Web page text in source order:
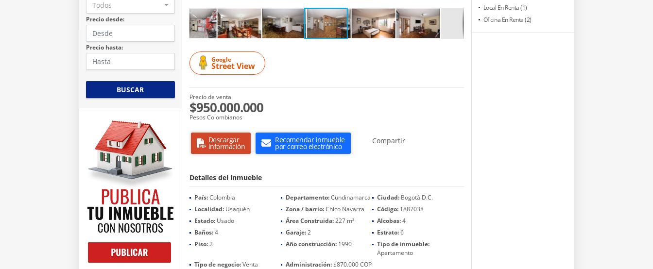
Todos
Precio desde:
Precio hasta:
BUSCAR
Google
Street View
Precio de venta
$950.000.000
Pesos Colombianos
Descargar
información
Recomendar inmueble
por correo electrónico
Compartir
Detalles del inmueble
País:Colombia Departamento:Cundinamarca Ciudad: Bogotá D.C.
Localidad:Usaquén Zona / barrio:Chico Navarra Código: 1887038
Estado:Usado Área Construida:227 m² Alcobas:4
Baños:4 Garaje:2 Estrato:6
Piso:2 Año construcción:1990
Tipo de inmueble:
Apartamento
Tipo de negocio:Venta Administración:$870.000 COP
Local En Renta (1)
Oficina En Renta (2)